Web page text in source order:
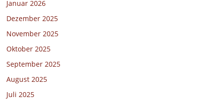
Januar 2026
Dezember 2025
November 2025
Oktober 2025
September 2025
August 2025
Juli 2025